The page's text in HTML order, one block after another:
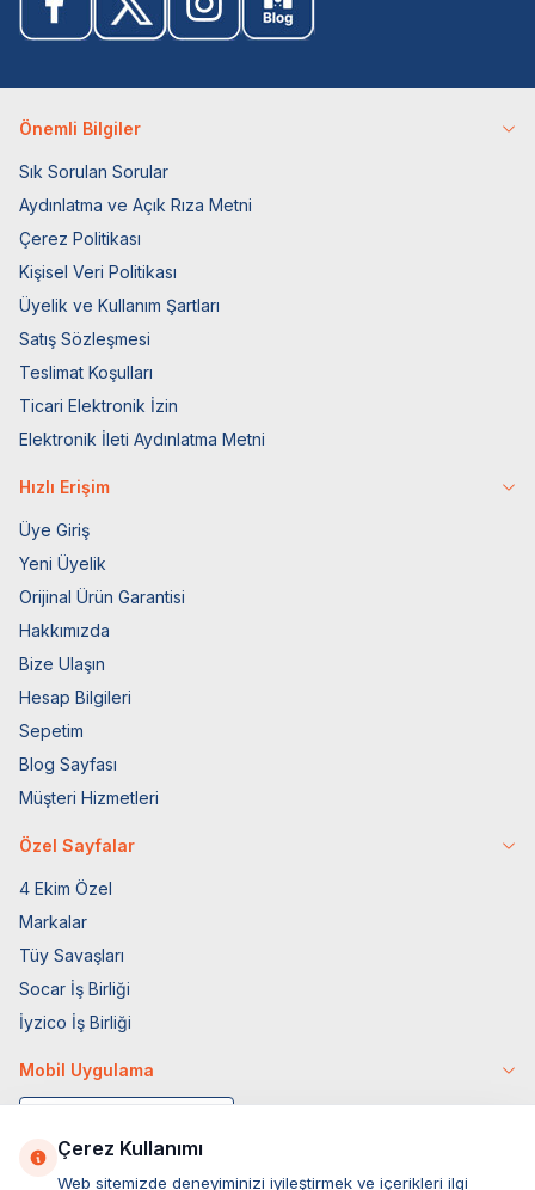
Önemli Bilgiler
Sık Sorulan Sorular
Aydınlatma ve Açık Rıza Metni
Çerez Politikası
Kişisel Veri Politikası
Üyelik ve Kullanım Şartları
Satış Sözleşmesi
Teslimat Koşulları
Ticari Elektronik İzin
Elektronik İleti Aydınlatma Metni
Hızlı Erişim
Üye Giriş
Yeni Üyelik
Orijinal Ürün Garantisi
Hakkımızda
Bize Ulaşın
Hesap Bilgileri
Sepetim
Blog Sayfası
Müşteri Hizmetleri
Özel Sayfalar
4 Ekim Özel
Markalar
Tüy Savaşları
Socar İş Birliği
İyzico İş Birliği
Mobil Uygulama
Çerez Kullanımı
Web sitemizde deneyiminizi iyileştirmek ve içerikleri ilgi